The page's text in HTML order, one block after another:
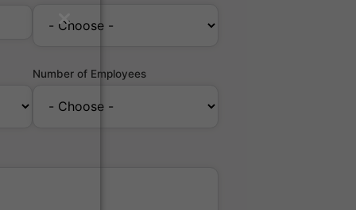
Number of Employees